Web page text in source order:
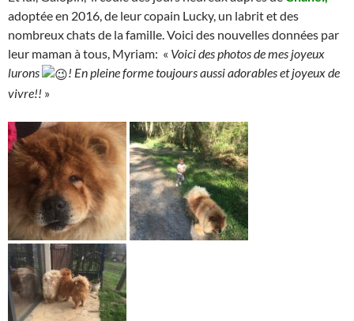
adoptée en 2016, de leur copain Lucky, un labrit et des
nombreux chats de la famille. Voici des nouvelles données par
leur maman à tous, Myriam: « Voici des photos de mes joyeux
lurons
! En pleine forme toujours aussi adorables et joyeux de
vivre!! »